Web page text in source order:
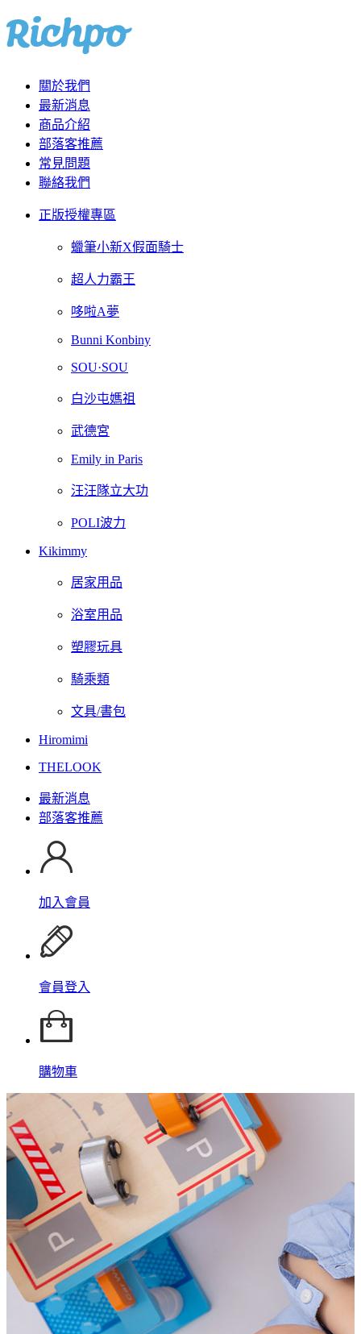
關於我們
最新消息
商品介紹
部落客推薦
常見問題
聯絡我們
正版授權專區
蠟筆小新X假面騎士
超人力霸王
哆啦A夢
Bunni Konbiny
SOU·SOU
白沙屯媽祖
武德宮
Emily in Paris
汪汪隊立大功
POLI波力
Kikimmy
居家用品
浴室用品
塑膠玩具
騎乘類
文具/書包
Hiromimi
THELOOK
最新消息
部落客推薦
加入會員
會員登入
購物車